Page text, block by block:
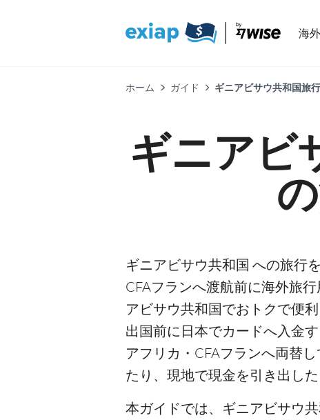
海
ホーム ガイド ギニアビサウ共和国旅
ギニアビ
ギニアビサウ共和国 への旅行
CFAフランへ渡航前に海外旅
アビサウ共和国でおトクで便
出国前に日本でカードへ入金
アフリカ・CFAフランへ両替
たり、現地で現金を引き出し
本ガイドでは、ギニアビサウ